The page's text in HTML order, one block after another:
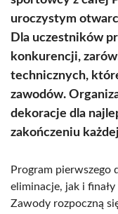
uroczystym
Dla uczestników
konkurencji,
technicznych,
zawodów.
dekoracje dla
zakończeniu
Program pierwszego
eliminacje, jak i
Zawody rozpoczną